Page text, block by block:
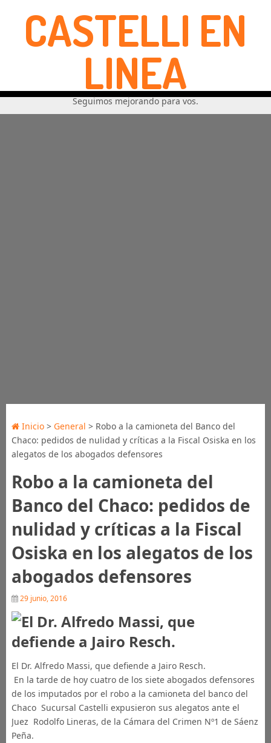
CASTELLI EN
LINEA
Seguimos mejorando para vos.
Inicio> General > Robo a la camioneta del Banco del
Chaco: pedidos de nulidad y críticas a la Fiscal Osiska en los
alegatos de los abogados defensores
Robo a la camioneta del
Banco del Chaco: pedidos de
nulidad y críticas a la Fiscal
Osiska en los alegatos de los
abogados defensores
29 junio, 2016
El Dr. Alfredo Massi, que defiende a Jairo Resch.
En la tarde de hoy cuatro de los siete abogados defensores
de los imputados por el robo a la camioneta del banco del
Chaco Sucursal Castelli expusieron sus alegatos ante el
Juez Rodolfo Lineras, de la Cámara del Crimen Nº1 de Sáenz
Peña.